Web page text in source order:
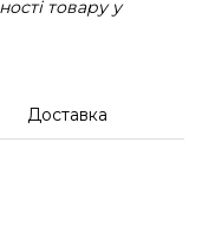
товару у
Доставка